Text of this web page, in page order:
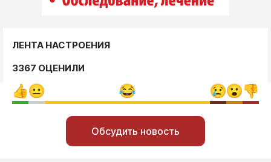
ЛЕНТА НАСТРОЕНИЯ
3367 ОЦЕНИЛИ
Обсудить новость